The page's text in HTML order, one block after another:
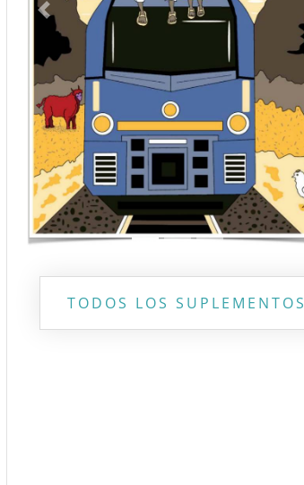
Previous
TODOS LOS SUPLEMENTOS